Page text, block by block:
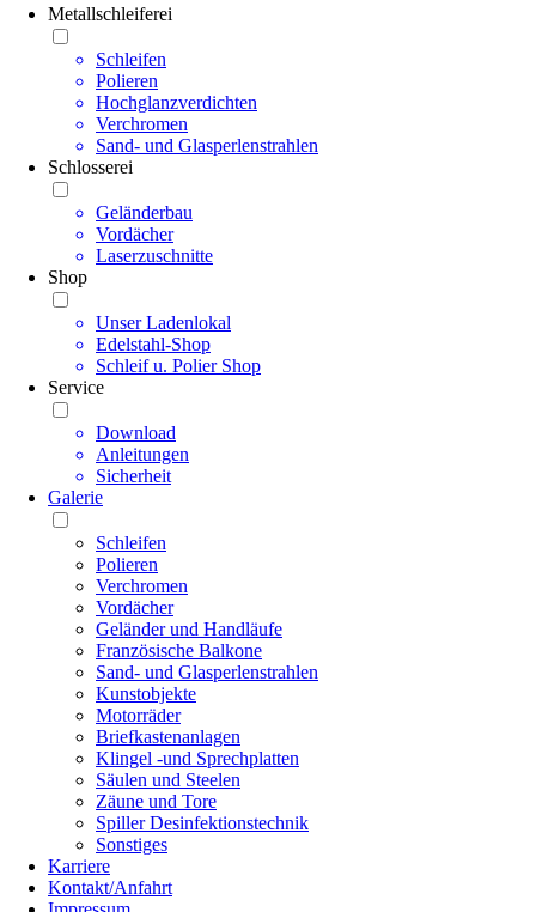
Metallschleiferei
Schleifen
Polieren
Hochglanzverdichten
Verchromen
Sand- und Glasperlenstrahlen
Schlosserei
Geländerbau
Vordächer
Laserzuschnitte
Shop
Unser Ladenlokal
Edelstahl-Shop
Schleif u. Polier Shop
Service
Download
Anleitungen
Sicherheit
Galerie
Schleifen
Polieren
Verchromen
Vordächer
Geländer und Handläufe
Französische Balkone
Sand- und Glasperlenstrahlen
Kunstobjekte
Motorräder
Briefkastenanlagen
Klingel -und Sprechplatten
Säulen und Steelen
Zäune und Tore
Spiller Desinfektionstechnik
Sonstiges
Karriere
Kontakt/Anfahrt